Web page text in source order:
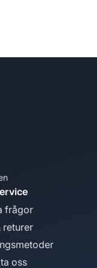
frågor
returer
oss